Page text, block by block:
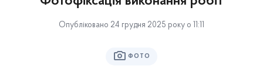
Опубліковано 24 грудня 2025 року о 11:11
ФОТО